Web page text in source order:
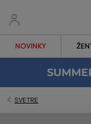
NOVINKY
SVETRE